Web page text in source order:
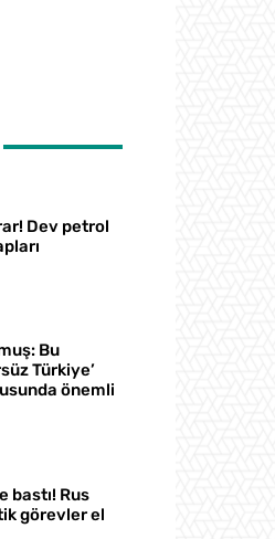
Dev petrol
Bu
Türkiye’
önemli
bastı! Rus
görevler el